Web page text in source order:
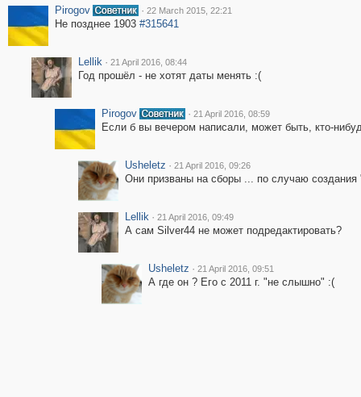
Pirogov
· 22 March 2015, 22:21
Не позднее 1903 #315641
Lellik · 21 April 2016, 08:44
Год прошёл - не хотят даты менять :(
Pirogov · 21 April 2016, 08:59
Если б вы вечером написали, может быть, кто-
Usheletz · 21 April 2016, 09:26
Они призваны на сборы ... по случаю создания
Lellik · 21 April 2016, 09:49
А сам Silver44 не может подредактировать?
Usheletz · 21 April 2016, 09:51
А где он ? Его с 2011 г. "не слышно" :(